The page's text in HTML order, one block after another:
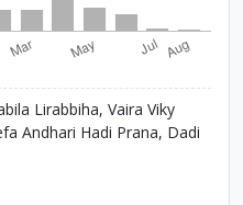
Lirabbiha, Vaira Viky
Andhari Hadi Prana, Dadi